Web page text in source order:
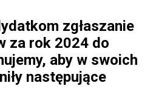
zgłaszanie
za rok 2024 do
aby w swoich
następujące